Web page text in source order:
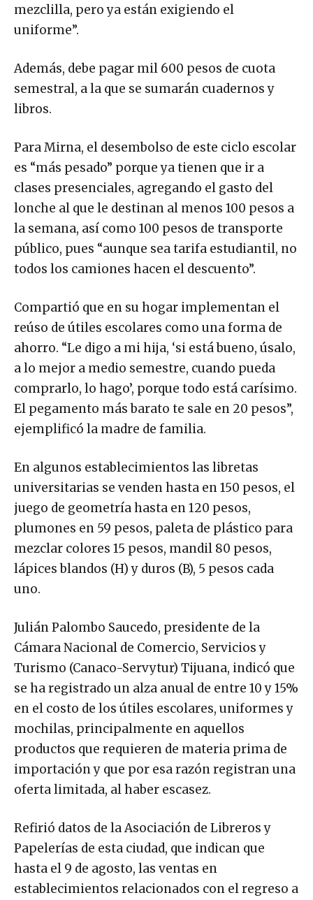
mezclilla, pero ya están exigiendo el
uniforme”.
Además, debe pagar mil 600 pesos de cuota
semestral, a la que se sumarán cuadernos y
libros.
Para Mirna, el desembolso de este ciclo escolar
es “más pesado” porque ya tienen que ir a
clases presenciales, agregando el gasto del
lonche al que le destinan al menos 100 pesos a
la semana, así como 100 pesos de transporte
público, pues “aunque sea tarifa estudiantil, no
todos los camiones hacen el descuento”.
Compartió que en su hogar implementan el
reúso de útiles escolares como una forma de
ahorro. “Le digo a mi hija, ‘si está bueno, úsalo,
a lo mejor a medio semestre, cuando pueda
comprarlo, lo hago’, porque todo está carísimo.
El pegamento más barato te sale en 20 pesos”,
ejemplificó la madre de familia.
En algunos establecimientos las libretas
universitarias se venden hasta en 150 pesos, el
juego de geometría hasta en 120 pesos,
plumones en 59 pesos, paleta de plástico para
mezclar colores 15 pesos, mandil 80 pesos,
lápices blandos (H) y duros (B), 5 pesos cada
uno.
Julián Palombo Saucedo, presidente de la
Cámara Nacional de Comercio, Servicios y
Turismo (Canaco-Servytur) Tijuana, indicó que
se ha registrado un alza anual de entre 10 y 15%
en el costo de los útiles escolares, uniformes y
mochilas, principalmente en aquellos
productos que requieren de materia prima de
importación y que por esa razón registran una
oferta limitada, al haber escasez.
Refirió datos de la Asociación de Libreros y
Papelerías de esta ciudad, que indican que
hasta el 9 de agosto, las ventas en
establecimientos relacionados con el regreso a